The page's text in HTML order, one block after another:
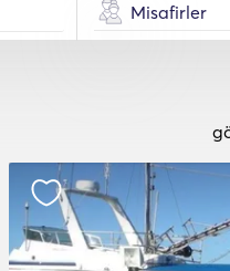
Misafirler